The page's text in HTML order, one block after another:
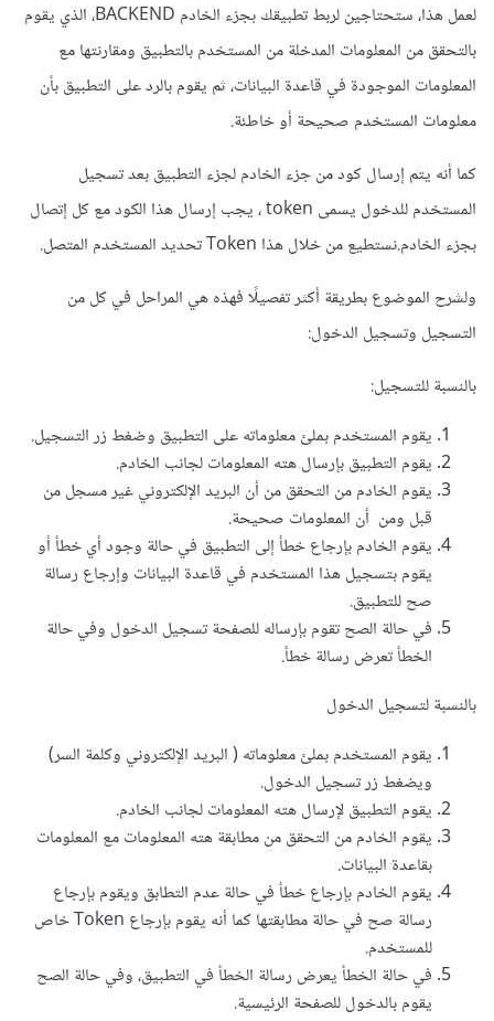
لعمل هذا، ستحتاجين لربط تطبيقك بجزء الخادم BACKEND، الذي يقوم
بالتحقق من المعلومات المدخلة من المستخدم بالتطبيق ومقارنتها مع
المعلومات الموجودة في قاعدة البيانات، ثم يقوم بالرد على التطبيق بأن
معلومات المستخدم صحيحة أو خاطئة.
كما أنه يتم إرسال كود من جزء الخادم لجزء التطبيق بعد تسجيل
المستخدم للدخول يسمى token ، يجب إرسال هذا الكود مع كل إتصال
بجزء الخادم.نستطيع من خلال هذا Token تحديد المستخدم المتصل.
ولشرح الموضوع بطريقة أكثر تفصيلًا فهذه هي المراحل في كل من
التسجيل وتسجيل الدخول:
بالنسبة للتسجيل:
يقوم المستخدم بملئ معلوماته على التطبيق وضغط زر التسجيل.
يقوم التطبيق بإرسال هته المعلومات لجانب الخادم.
يقوم الخادم من التحقق من أن البريد الإلكتروني غير مسجل من
قبل ومن أن المعلومات صحيحة.
يقوم الخادم بإرجاع خطأ إلى التطبيق في حالة وجود أي خطأ أو
يقوم بتسجيل هذا المستخدم في قاعدة البيانات وإرجاع رسالة
صح للتطبيق.
في حالة الصح تقوم بإرساله للصفحة تسجيل الدخول وفي حالة
الخطأ تعرض رسالة خطأ.
بالنسبة لتسجيل الدخول
يقوم المستخدم بملئ معلوماته ( البريد الإلكتروني وكلمة السر)
ويضغط زر تسجيل الدخول.
يقوم التطبيق لإرسال هته المعلومات لجانب الخادم.
يقوم الخادم من التحقق من مطابقة هته المعلومات مع المعلومات
بقاعدة البيانات.
يقوم الخادم بإرجاع خطأ في حالة عدم التطابق ويقوم بإرجاع
رسالة صح في حالة مطابقتها كما أنه يقوم بإرجاع Token خاص
للمستخدم.
في حالة الخطأ يعرض رسالة الخطأ في التطبيق، وفي حالة الصح
يقوم بالدخول للصفحة الرئيسية.